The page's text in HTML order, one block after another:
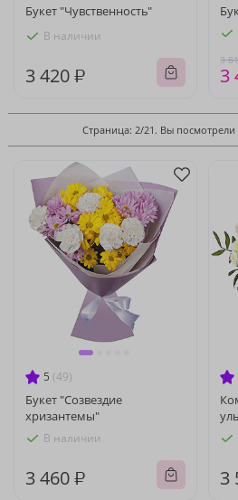
Букет "Чувственность"
В наличии
3 420 ₽
3
3
Страница: 2/21. Вы посмотрели
5 (49)
Букет "Созвездие
хризантемы"
В наличии
3 460 ₽ 3